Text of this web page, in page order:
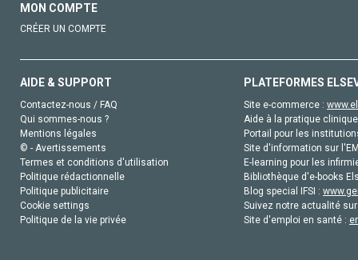
MON COMPTE
CRÉER UN COMPTE
AIDE & SUPPORT
Contactez-nous / FAQ
Qui sommes-nous ?
Mentions légales
© - Avertissements
Termes et conditions d'utilisation
Politique rédactionnelle
Politique publicitaire
Cookie settings
Politique de la vie privée
PLATEFORMES
Site e-commerce :
Aide à la pratique
Portail pour les
Site d'information sur
E-learning pour les
Bibliothèque d'e-books
Blog special IFSI :
Suivez notre actualité
Site d'emploi en santé :